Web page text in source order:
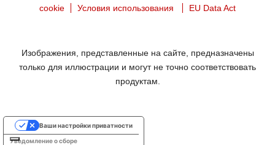
cookie
Условия использования EU Data Act
Изображения, представленные на сайте, предназначены
только для иллюстрации и могут не точно соответствовать
продуктам.
Уведомление о сборе
Ваши настройки приватности